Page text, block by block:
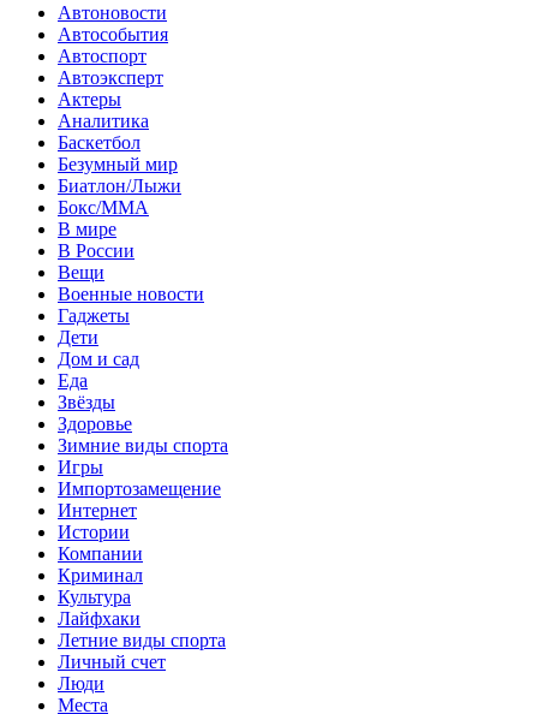
Автоновости
Автособытия
Автоспорт
Автоэксперт
Актеры
Аналитика
Баскетбол
Безумный мир
Биатлон/Лыжи
Бокс/MMA
В мире
В России
Вещи
Военные новости
Гаджеты
Дети
Дом и сад
Еда
Звёзды
Здоровье
Зимние виды спорта
Игры
Импортозамещение
Интернет
Истории
Компании
Криминал
Культура
Лайфхаки
Летние виды спорта
Личный счет
Люди
Места